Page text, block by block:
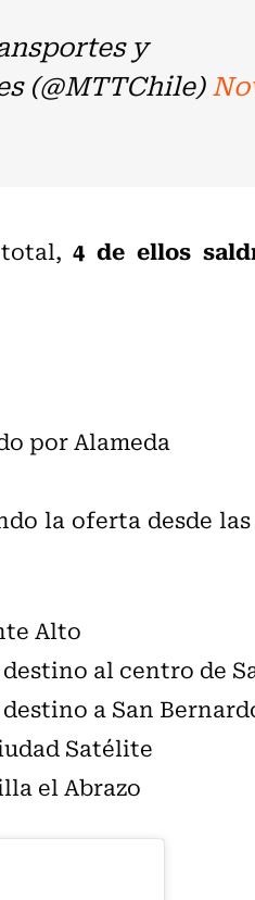
y
(@MTTChile)
total,4 de ellos
por Alameda
la oferta desde
Alto
al centro de
a San
Satélite
el Abrazo